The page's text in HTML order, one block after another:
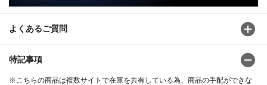
よくあるご質問
特記事項
※こちらの商品は複数サイトで在庫を共有している為、商品の手配ができな